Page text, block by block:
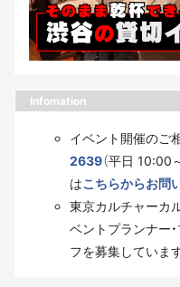
Infomation
イベント開催のご
2639（平日 10:00
はこちらからお問
東京カルチャーカ
ベントプランナー
フを募集しています